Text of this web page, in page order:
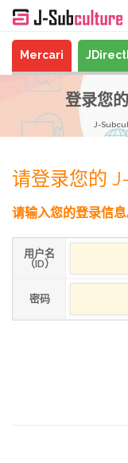
Mercari
登录您
J-
请登录您的
请输入您的登录信息
用户名
（ID）
密码